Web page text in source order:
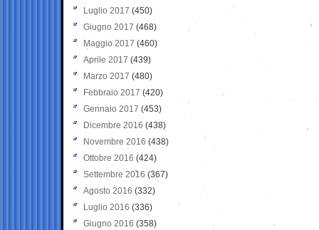
Luglio 2017 (450)
Giugno 2017 (468)
Maggio 2017 (460)
Aprile 2017 (439)
Marzo 2017 (480)
Febbraio 2017 (420)
Gennaio 2017 (453)
Dicembre 2016 (438)
Novembre 2016 (438)
Ottobre 2016 (424)
Settembre 2016 (367)
Agosto 2016 (332)
Luglio 2016 (336)
Giugno 2016 (358)